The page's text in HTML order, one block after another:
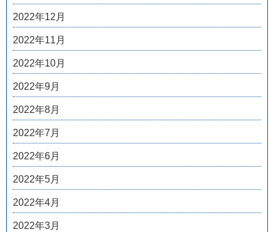
2022年12月
2022年11月
2022年10月
2022年9月
2022年8月
2022年7月
2022年6月
2022年5月
2022年4月
2022年3月